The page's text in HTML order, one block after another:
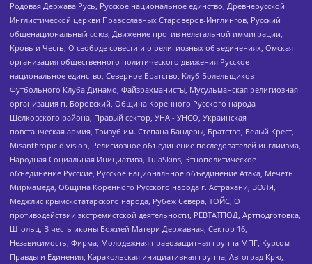
Родовая Держава Русь, Русское национальное единство, Древнерусской
Инглистической церкви Православных Староверов-Инглингов, Русский
общенациональный союз, Движение против нелегальной иммиграции,
Кровь и Честь, О свободе совести и о религиозных объединениях, Омская
организация общественного политического движения Русское
национальное единство, Северное Братство, Клуб Болельщиков
Футбольного Клуба Динамо, Файзрахманисты, Мусульманская религиозная
организация п. Боровский, Община Коренного Русского народа
Щелковского района, Правый сектор, УНА - УНСО, Украинская
повстанческая армия, Тризуб им. Степана Бандеры, Братство, Белый Крест,
Misanthropic division, Религиозное объединение последователей инглиизма,
Народная Социальная Инициатива, TulaSkins, Этнополитическое
объединение Русские, Русское национальное объединение Атака, Мечеть
Мирмамеда, Община Коренного Русского народа г. Астрахани, ВОЛЯ,
Меджлис крымскотатарского народа, Рубеж Севера, ТОЙС, О
противодействии экстремистской деятельности, РЕВТАТПОД, Артподготовка,
Штольц, В честь иконы Божией Матери Державная, Сектор 16,
Независимость, Фирма, Молодежная правозащитная группа МПГ, Курсом
Правды и Единения, Каракольская инициативная группа, Автоград Крю,